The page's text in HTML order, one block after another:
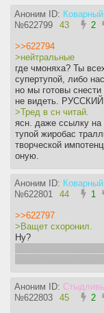
Аноним ID:
№622799 43 2
>>622794
>нейтральные
где чмоняха? Ты
супертупой, либо
но мы готовы
не видеть.
>Тред в сн читай.
ясн. даже ссылку
тупой жиробас
творческой
оную.
Аноним ID:
№622801 44 1
>>622797
>Ващет схоронил.
Ну?
Аноним ID:
№622803 45 2